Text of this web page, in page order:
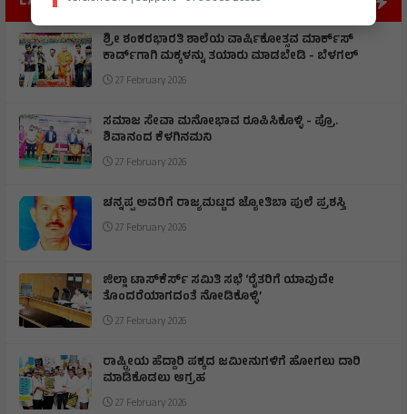
ಶ್ರೀ ಶಂಕರಭಾರತಿ ಶಾಲೆಯ ವಾರ್ಷಿಕೋತ್ಸವ ಮಾರ್ಕ್‌ಸ್‌
ಕಾರ್ಡ್‌ಗಾಗಿ ಮಕ್ಕಳನ್ನು ತಯಾರು ಮಾಡಬೇಡಿ - ಬೆಳಗಲ್
27 February 2026
ಸಮಾಜ ಸೇವಾ ಮನೋಭಾವ ರೂಪಿಸಿಕೊಳ್ಳಿ - ಪ್ರೊ.
ಶಿವಾನಂದ ಕೆಳಗಿನಮನಿ
27 February 2026
ಚನ್ನಪ್ಪ ಅವರಿಗೆ ರಾಜ್ಯಮಟ್ಟದ ಜ್ಯೋತಿಬಾ ಪುಲೆ ಪ್ರಶಸ್ತಿ
27 February 2026
ಜಿಲ್ಲಾ ಟಾಸ್‌‌ಕೆರ್ಸ್ ಸಮಿತಿ ಸಭೆ ‘ರೈತರಿಗೆ ಯಾವುದೇ
ತೊಂದರೆಯಾಗದಂತೆ ನೋಡಿಕೊಳ್ಳಿ’
27 February 2026
ರಾಷ್ಟ್ರೀಯ ಹೆದ್ದಾರಿ ಪಕ್ಕದ ಜಮೀನುಗಳಿಗೆ ಹೋಗಲು ದಾರಿ
ಮಾಡಿಕೊಡಲು ಆಗ್ರಹ
27 February 2026